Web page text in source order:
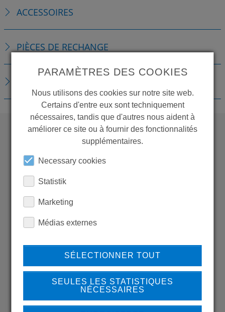
ACCESSOIRES
PIÈCES DE RECHANGE
WANT TO SEE
MORE PRODUCTS?
LEARN MORE ABOUT
OUR REFERENCES
PARAMÈTRES DES COOKIES
Nous utilisons des cookies sur notre site web.
Certains d'entre eux sont techniquement
nécessaires, tandis que d'autres nous aident à
améliorer ce site ou à fournir des fonctionnalités
supplémentaires.
Necessary cookies
Statistik
Marketing
Médias externes
SÉLECTIONNER TOUT
SEULES LES STATISTIQUES
NÉCESSAIRES